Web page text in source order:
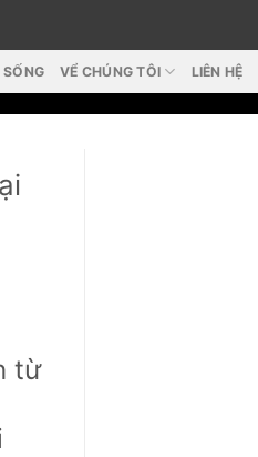
VỂ CHÚNG TÔI LIÊN HỆ
từ